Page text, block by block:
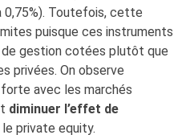
0,75%). Toutefois, cette
puisque ces instruments
gestion cotées plutôt que
privées. On observe
avec les marchés
diminuer l’effet de
private equity.